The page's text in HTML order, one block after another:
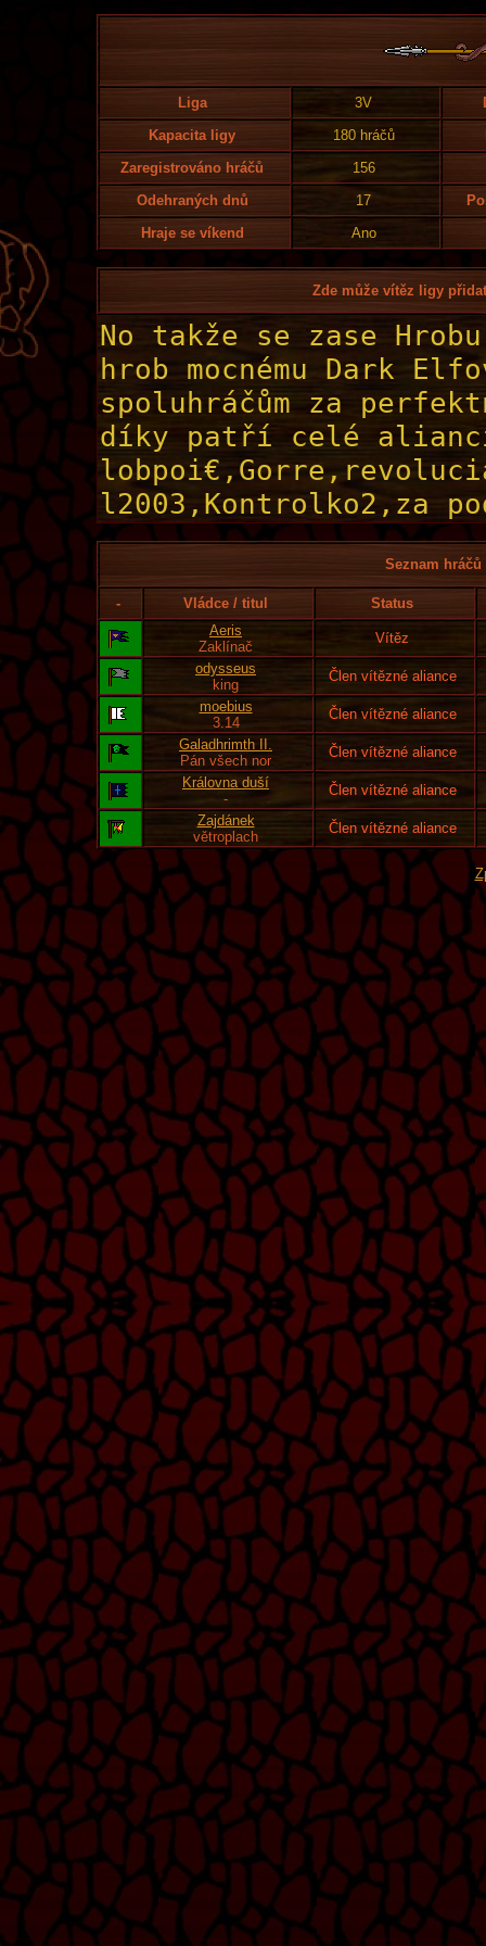
Liga 3V
Kapacita ligy
180 hráčů
Zaregistrováno hráčů
156
Odehraných dnů
17
Hraje se víkend
Ano
Zde může vítěz ligy
Seznam
- Vládce / titul
Status
Aeris
Zaklínač
Vítěz
odysseus
king
Člen vítězné aliance
moebius
3.14
Člen vítězné aliance
Galadhrimth II.
Pán všech nor
Člen vítězné aliance
Královna duší
-
Člen vítězné aliance
Zajdánek
větroplach
Člen vítězné aliance